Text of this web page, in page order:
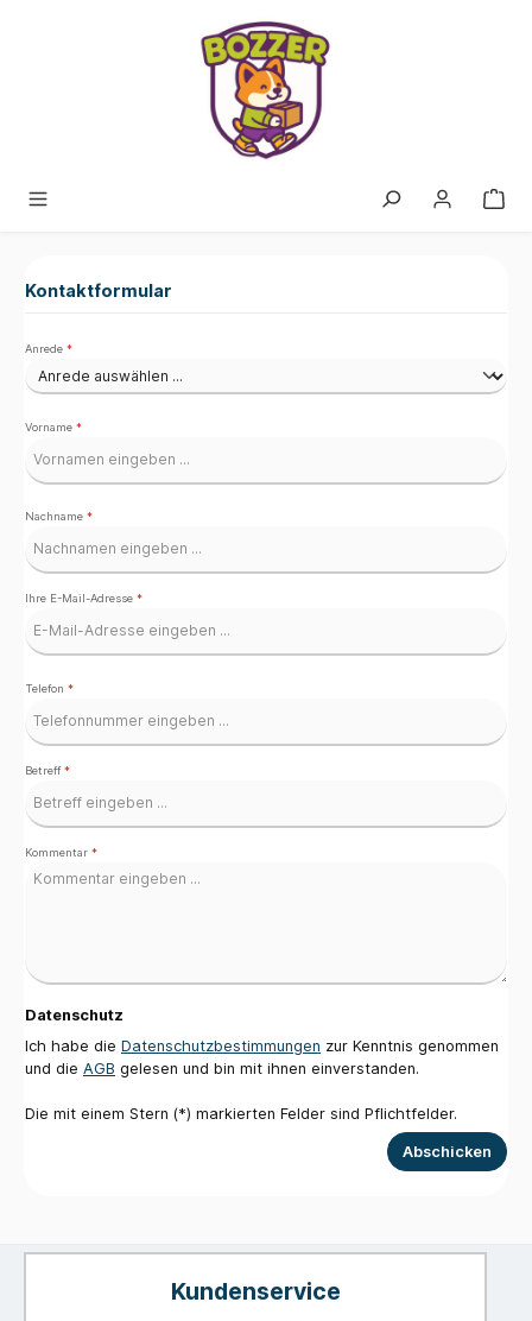
Kontaktformular
Anrede *
Vorname *
Nachname *
Ihre E-Mail-Adresse *
Telefon *
Betreff*
Kommentar *
Datenschutz
Ich habe die Datenschutzbestimmungen zur Kenntnis genommen
und die AGB gelesen und bin mit ihnen einverstanden.
Die mit einem Stern (*) markierten Felder sind Pflichtfelder.
Abschicken
Kundenservice